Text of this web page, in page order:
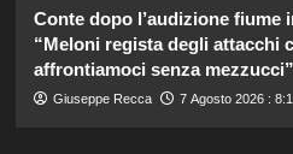
Conte dopo l’audizione fiume
“Meloni regista degli attacchi
affrontiamoci senza mezzucci”
Giuseppe Recca 7 Agosto 2026 :